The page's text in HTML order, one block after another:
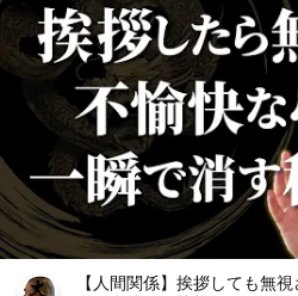
【人間関係】挨拶しても無